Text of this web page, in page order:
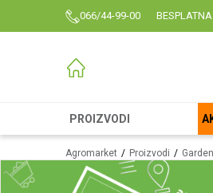
066/44-99-00
PROIZVODI
Agromarket Proizvodi Garden
Stolovi od ratana